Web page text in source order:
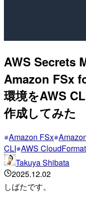
AWS Secrets
Amazon FSx
環境をAWS
作成してみた
Amazon FSx
CLI AWS
Takuya Shibata
2025.12.02
しばたです。